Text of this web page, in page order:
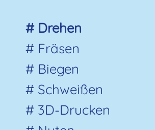
# Drehen
# Fräsen
# Biegen
# Schweißen
# 3D-Drucken